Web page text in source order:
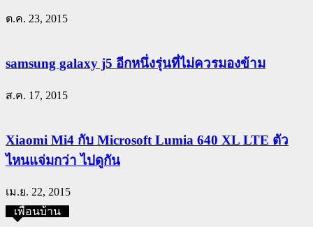
ต.ค. 23, 2015
samsung galaxy j5 อีกหนึ่งรุ่นที่ไม่ควรมองข้าม
ส.ค. 17, 2015
Xiaomi Mi4 กับ Microsoft Lumia 640 XL LTE ตัว
ไหนแจ่มกว่า ไปดูกัน
เม.ย. 22, 2015
เพื่อนบ้าน